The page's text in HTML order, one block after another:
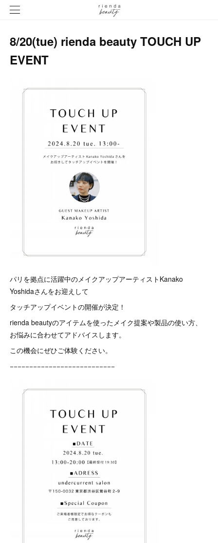
8/20(tue) rienda beauty TOUCH UP
EVENT
パリを拠点に活躍中のメイクアップアーティストKanako
Yoshidaさんをお迎えして
タッチアップイベントの開催が決定！
rienda beautyのアイテムを使ったメイク提案や製品の使い方、
お悩みに合わせてアドバイスします。
この機会にぜひご体験ください。
−−−−−−−−−−−−−−−−−−−−−−−−−−−